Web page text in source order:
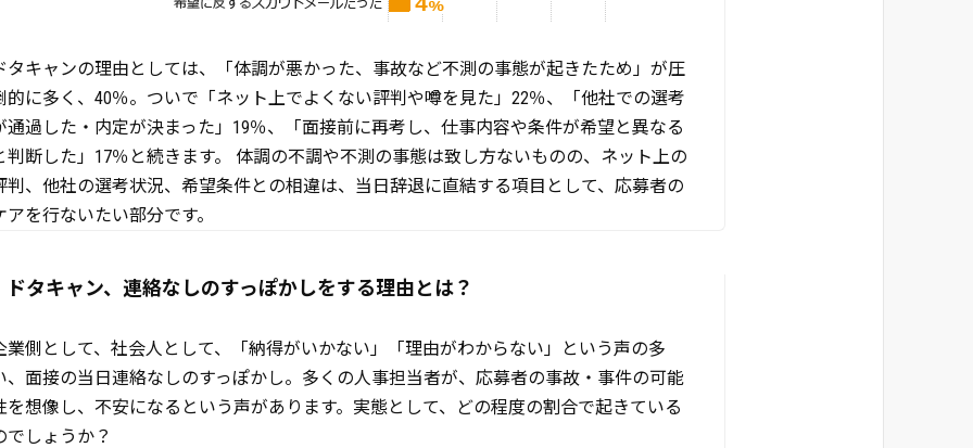
タキャンの理由としては、「体調が悪かった、事故など不測の事態が起きたため」が圧
的に多く、40％。ついで「ネット上でよくない評判や噂を見た」22％、「他社での選考
通過した・内定が決まった」19％、「面接前に再考し、仕事内容や条件が希望と異なる
判断した」17％と続きます。 体調の不調や不測の事態は致し方ないものの、ネット上の
判、他社の選考状況、希望条件との相違は、当日辞退に直結する項目として、応募者の
アを行ないたい部分です。
ドタキャン、連絡なしのすっぽかしをする理由とは？
業側として、社会人として、「納得がいかない」「理由がわからない」という声の多
、面接の当日連絡なしのすっぽかし。多くの人事担当者が、応募者の事故・事件の可能
を想像し、不安になるという声があります。実態として、どの程度の割合で起きている
でしょうか？